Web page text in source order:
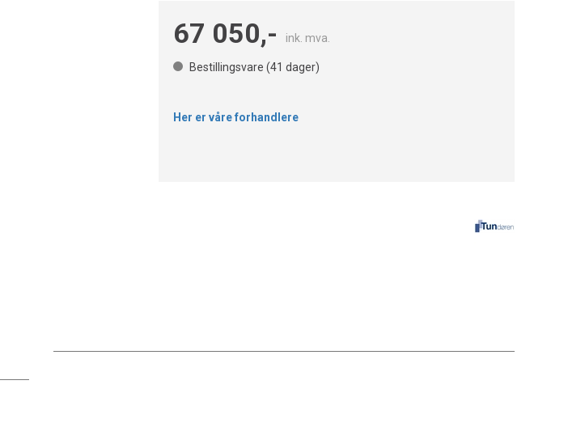
67 050,- ink. mva.
Bestillingsvare (41 dager)
Her er våre forhandlere